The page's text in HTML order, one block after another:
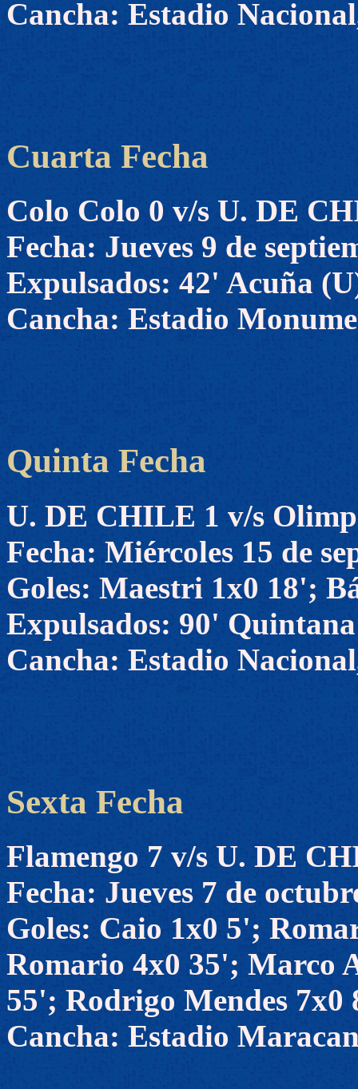
Cancha: Estadio
Cuarta Fecha
Colo Colo 0 v/s U. DE
Fecha: Jueves 9 de
Expulsados: 42' Acuña
Cancha: Estadio
Quinta Fecha
U. DE CHILE 1 v/s
Fecha: Miércoles 15 de
Goles: Maestri 1x0 18';
Expulsados: 90'
Cancha: Estadio
Sexta Fecha
Flamengo 7 v/s U. DE
Fecha: Jueves 7 de
Goles: Caio 1x0 5';
Romario 4x0 35'; Marco
55'; Rodrigo Mendes 7x0
Cancha: Estadio